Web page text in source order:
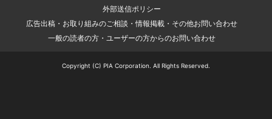
外部送信ポリシー
広告出稿・お取り組みのご相談・情報掲載・その他お問い合わせ
一般の読者の方・ユーザーの方からのお問い合わせ
Copyright (C) PIA Corporation. All Rights Reserved.